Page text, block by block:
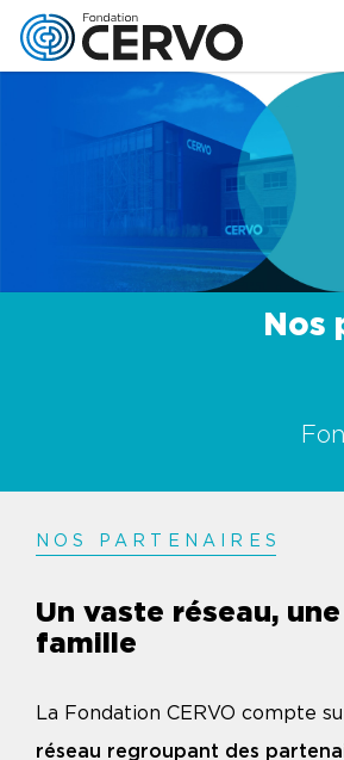
Nos
NOS PARTENAIRE S
Un vaste réseau,
famille
La Fondation CERVO compte
réseau regroupant des